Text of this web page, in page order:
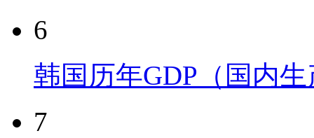
6
韩国历年GDP（国内
7